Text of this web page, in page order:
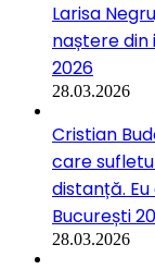
Larisa
naștere din
2026
28.03.2026
Cristian
care
distanță.
București
28.03.2026